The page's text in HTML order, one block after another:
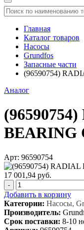
Главная
Каталог товаров
Насосы
Grundfos
Запасные части
(96590754)
Аналог
BEARING
Арт: 96590754
17 001,94 руб.
-
Добавить в корзину
Категории: Насосы,
Производитель:
Срок поставки: 8-10